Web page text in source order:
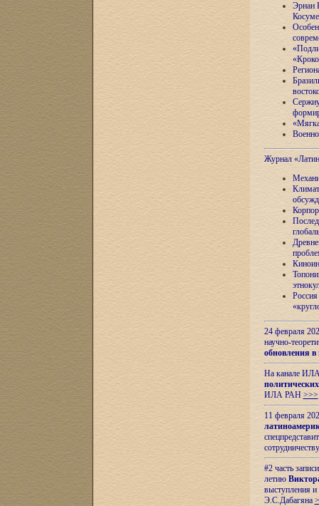
Эрнан
Журнал
24 февраля
научно-
обновления в
На канале
ИЛА РАН >>>
11 февраля
#2 часть
летию
выступления
Э.С.Дабагяна